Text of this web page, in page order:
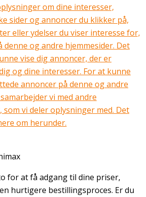
om dine interesser,
sider og annoncer du klikker på,
eller ydelser du viser interesse for,
denne og andre hjemmesider. Det
vise dig annoncer, der er
og dine interesser. For at kunne
annoncer på denne og andre
vi med andre
som vi deler oplysninger med. Det
om herunder.
for at få adgang til dine priser,
hurtigere bestillingsproces. Er du